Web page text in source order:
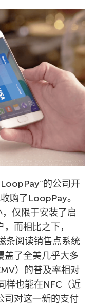
的公司开
购了LoopPay。
仅限于安装了启
而相比之下，
条阅读销售点系统
盖了全美几乎大多
）的普及率相对
样也能在NFC（近
司对这一新的支付